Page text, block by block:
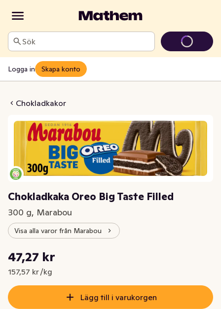
Sök
Logga in Skapa konto
Chokladkakor
Big Taste Filled
Chokladkaka Oreo Big Taste Filled
300 g, Marabou
Visa alla varor från Marabou
Nuvarande pris är: 47,27 kr
47,27 kr
157,57 kr /kg
Styckpris: 157,57 kr /kg
Lägg till i varukorgen